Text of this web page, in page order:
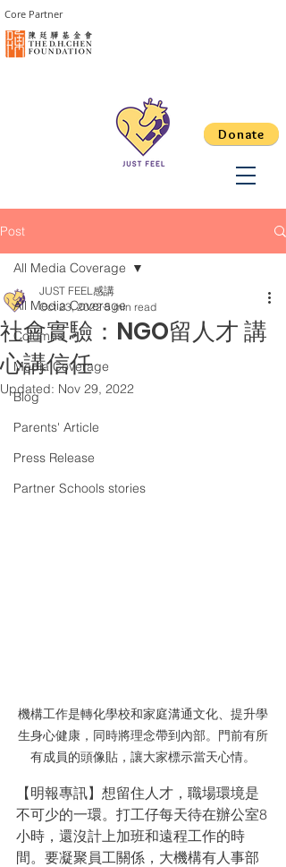
Donate
Core Partner
Post
All Media Coverage
Columns
Media Coverage
Blog
Parents' Article
Press Release
Partner Schools stories
All Media Coverage
社會實驗：NGO留人才 講
心講信任
JUST FEEL感講
Oct 23, 2022 5 min read
Updated: Nov 29, 2022
機構工作是轉化學校和家庭溝通文化、提升學
生身心健康，同時將理念帶到內部。門前有所
有成員的頭像貼，讓大家標示當天心情。
【明報專訊】想留住人才，職場環境是
不可少的一環。打工仔每天待在辦公室8
小時，還沒計上加班和遠程工作的時
間。要凝聚員工關係，大機構有人事部